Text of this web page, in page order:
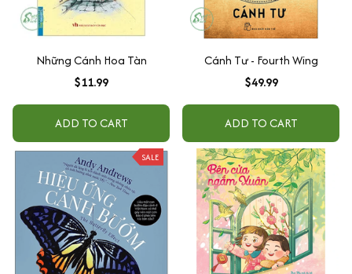
Những Cánh Hoa Tàn
$11.99
ADD TO CART
Cánh Tư - Fourth Wing
$49.99
ADD TO CART
SALE